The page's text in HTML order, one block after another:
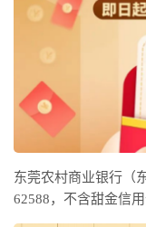
东莞农村商业银行（
62588，不含甜金信